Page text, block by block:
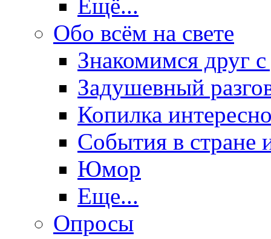
Ещё...
Обо всём на свете
Знакомимся друг
Задушевный
Копилка
События в стране
Юмор
Еще...
Опросы